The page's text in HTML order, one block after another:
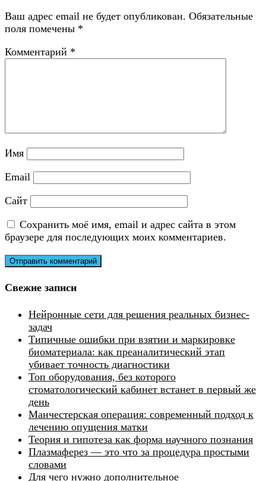
Ваш адрес email не будет опубликован. Обязательные
поля помечены *
Комментарий *
Имя
Email
Сайт
Сохранить моё имя, email и адрес сайта в этом
браузере для последующих моих комментариев.
Свежие записи
Нейронные сети для решения реальных бизнес-
задач
Типичные ошибки при взятии и маркировке
биоматериала: как преаналитический этап
убивает точность диагностики
Топ оборудования, без которого
стоматологический кабинет встанет в первый же
день
Манчестерская операция: современный подход к
лечению опущения матки
Теория и гипотеза как форма научного познания
Плазмаферез — это что за процедура простыми
словами
Для чего нужно дополнительное